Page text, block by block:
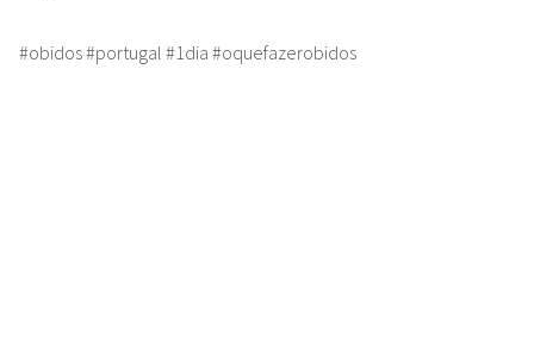
#obidos #portugal #1dia #oquefazerobidos